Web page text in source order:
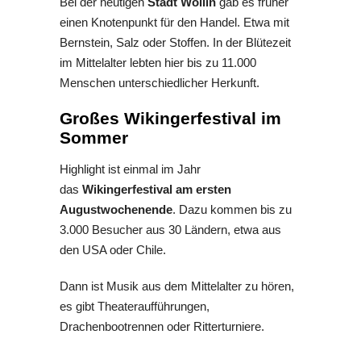
einen Knotenpunkt für den Handel. Etwa mit
Bernstein, Salz oder Stoffen. In der Blütezeit
im Mittelalter lebten hier bis zu 11.000
Menschen unterschiedlicher Herkunft.
Großes Wikingerfestival im
Sommer
Highlight ist einmal im Jahr
das Wikingerfestival am ersten
Augustwochenende. Dazu kommen bis zu
3.000 Besucher aus 30 Ländern, etwa aus
den USA oder Chile.
Dann ist Musik aus dem Mittelalter zu hören,
es gibt Theateraufführungen,
Drachenbootrennen oder Ritterturniere.